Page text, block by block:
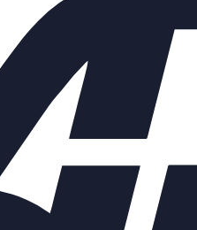
25нж52п (НЗ)
400